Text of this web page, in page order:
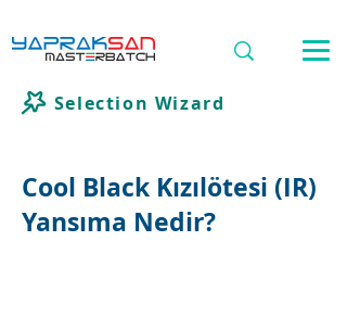
Selection Wizard
Cool Black Kızılötesi (IR)
Yansıma Nedir?